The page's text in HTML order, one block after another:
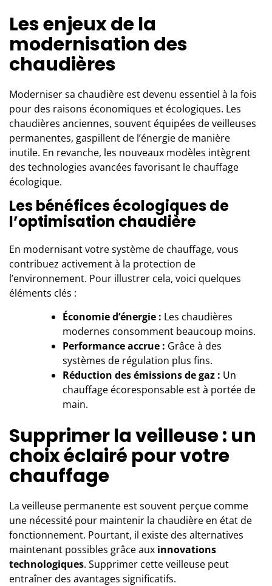
Les enjeux de la
modernisation des
chaudières
Moderniser sa chaudière est devenu essentiel à la fois
pour des raisons économiques et écologiques. Les
chaudières anciennes, souvent équipées de veilleuses
permanentes, gaspillent de l’énergie de manière
inutile. En revanche, les nouveaux modèles intègrent
des technologies avancées favorisant le chauffage
écologique.
Les bénéfices écologiques de
l’optimisation chaudière
En modernisant votre système de chauffage, vous
contribuez activement à la protection de
l’environnement. Pour illustrer cela, voici quelques
éléments clés :
Économie d’énergie : Les chaudières
modernes consomment beaucoup moins.
Performance accrue : Grâce à des
systèmes de régulation plus fins.
Réduction des émissions de gaz : Un
chauffage écoresponsable est à portée de
main.
Supprimer la veilleuse : un
choix éclairé pour votre
chauffage
La veilleuse permanente est souvent perçue comme
une nécessité pour maintenir la chaudière en état de
fonctionnement. Pourtant, il existe des alternatives
maintenant possibles grâce aux innovations
technologiques. Supprimer cette veilleuse peut
entraîner des avantages significatifs.